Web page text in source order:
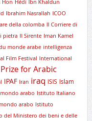
Hon Hédi
Ibn Khaldun
Ibrahim Nasrallah ICOO
della colomba Il Corriere di
pietra Il Sirente Iman Kamel
monde arabe intelligenza
Film Festival International
for Arabic
IPAF Iran iraq ISIS Islam
arabo Istituto Italiano
arabo Istituto
del Ministero dei beni e delle